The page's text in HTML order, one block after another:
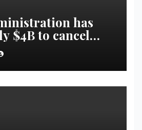
has
$4B to cancel
farms |